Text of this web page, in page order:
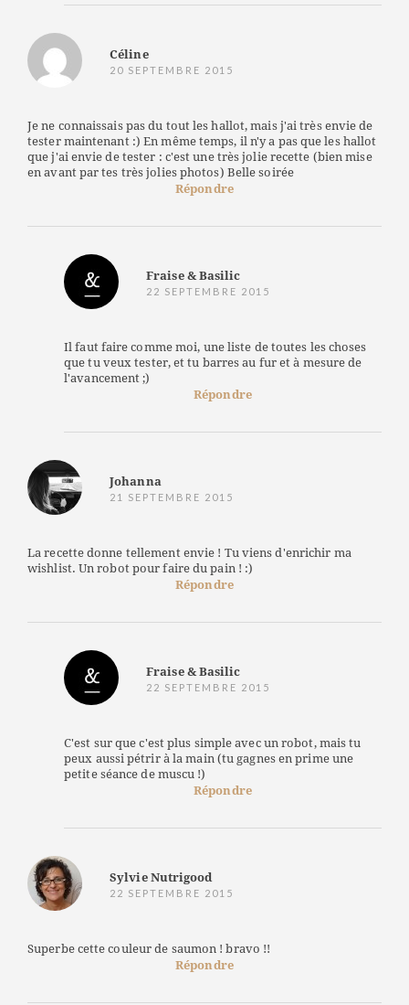
Céline
20 SEPTEMBRE 2015
Je ne connaissais pas du tout les hallot, mais j'ai très envie de
tester maintenant :) En même temps, il n'y a pas que les hallot
que j'ai envie de tester : c'est une très jolie recette (bien mise
en avant par tes très jolies photos) Belle soirée
Répondre
Fraise & Basilic
22 SEPTEMBRE 2015
Il faut faire comme moi, une liste de toutes les choses
que tu veux tester, et tu barres au fur et à mesure de
l'avancement ;)
Répondre
Johanna
21 SEPTEMBRE 2015
La recette donne tellement envie ! Tu viens d'enrichir ma
wishlist. Un robot pour faire du pain ! :)
Répondre
Fraise & Basilic
22 SEPTEMBRE 2015
C'est sur que c'est plus simple avec un robot, mais tu
peux aussi pétrir à la main (tu gagnes en prime une
petite séance de muscu !)
Répondre
Sylvie Nutrigood
22 SEPTEMBRE 2015
Superbe cette couleur de saumon ! bravo !!
Répondre